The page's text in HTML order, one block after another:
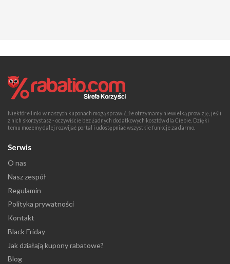
Niektóre linki w naszych kuponach mogą sprawić, że otrzymamy niewielką prowizję, jeśli
z nich skorzystasz - oczywiście bez żadnych dodatkowych kosztów dla Ciebie. Dzięki
temu możemy dalej rozwijać portal i udostępniać wszystkie funkcje za darmo.
Serwis
O nas
Nasz zespół
Regulamin
Polityka prywatności
Kontakt
Black Friday
Jak działają kupony rabatowe?
Blog